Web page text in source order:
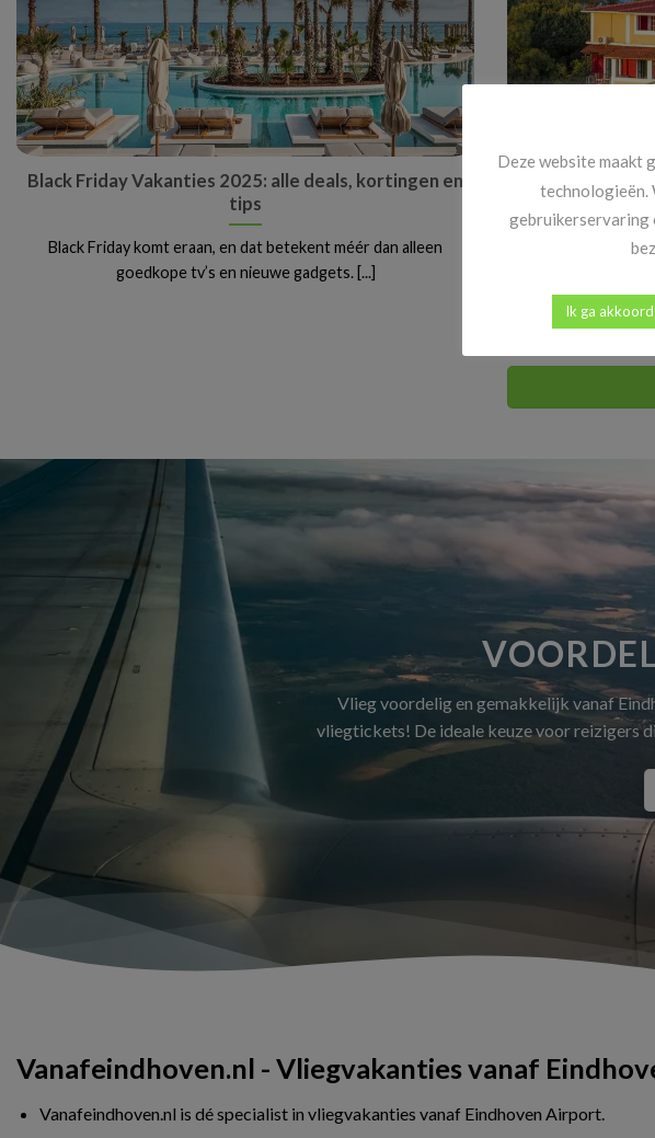
Black Friday Vakanties 2025: alle deals, kortingen en
tips
Black Friday komt eraan, en dat betekent méér dan alleen
goedkope tv’s en nieuwe gadgets. [...]
Vanaf 14
Heb jij al
Vlieg voordelig en gemakkelijk vanaf
vliegtickets! De ideale keuze voor reizigers
Vanafeindhoven.nl - Vliegvakanties vanaf
Vanafeindhoven.nl is dé specialist in vliegvakanties vanaf Eindhoven Airport.
Deze website maakt
technologieën.
gebruikerservaring
Ik ga akkoord